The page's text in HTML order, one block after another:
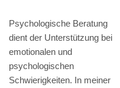
Psychologische Beratung
dient der Unterstützung bei
emotionalen und
psychologischen
Schwierigkeiten. In meiner